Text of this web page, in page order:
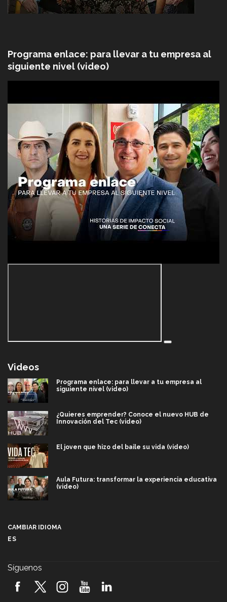
Programa enlace: para llevar a tu empresa al
siguiente nivel (video)
Videos
Programa enlace: para llevar a tu empresa al
siguiente nivel (video)
¿Quieres emprender? Conoce el nuevo HUB de
Innovación del Tec (video)
El joven que hizo del baile su vida (video)
Aula Futura: transformar la experiencia educativa
(video)
2026! (video)
CAMBIAR IDIOMA
ES
Síguenos